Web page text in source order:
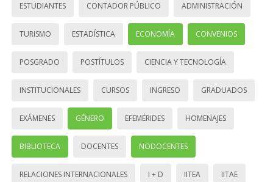
ESTUDIANTES CONTADOR PÚBLICO ADMINISTRACIÓN
TURISMO ESTADÍSTICA ECONOMÍA CONVENIOS
POSGRADO POSTÍTULOS CIENCIA Y TECNOLOGÍA
INSTITUCIONALES CURSOS INGRESO GRADUADOS
EXÁMENES GÉNERO EFEMÉRIDES HOMENAJES
BIBLIOTECA DOCENTES NODOCENTES
RELACIONES INTERNACIONALES I + D IITEA IITAE